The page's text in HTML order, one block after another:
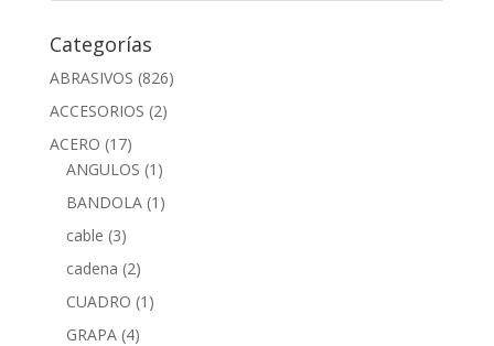
Categorías
ABRASIVOS (826)
ACCESORIOS (2)
ACERO (17)
ANGULOS (1)
BANDOLA (1)
cable (3)
cadena (2)
CUADRO (1)
GRAPA (4)